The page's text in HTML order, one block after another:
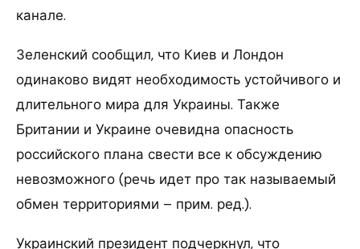
канале.
Зеленский сообщил, что Киев и Лондон
одинаково видят необходимость устойчивого и
длительного мира для Украины. Также
Британии и Украине очевидна опасность
российского плана свести все к обсуждению
невозможного (речь идет про так называемый
обмен территориями – прим. ред.).
Украинский президент подчеркнул, что